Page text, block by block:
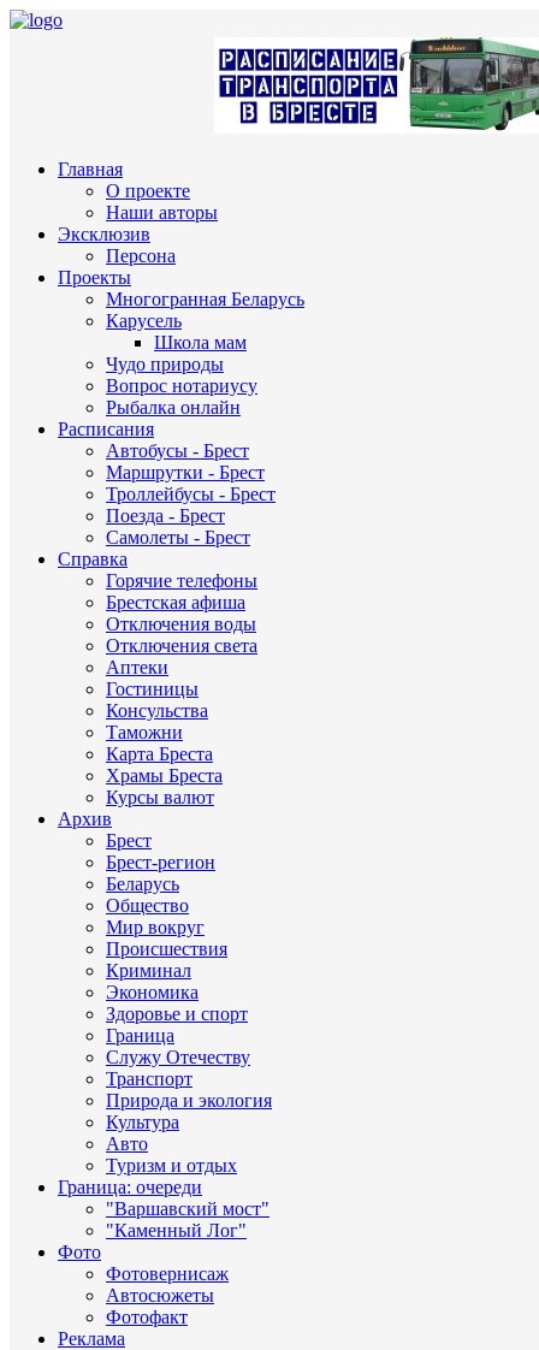
Главная
О проекте
Наши авторы
Эксклюзив
Персона
Проекты
Многогранная Беларусь
Карусель
Школа мам
Чудо природы
Вопрос нотариусу
Рыбалка онлайн
Расписания
Автобусы - Брест
Маршрутки - Брест
Троллейбусы - Брест
Поезда - Брест
Самолеты - Брест
Справка
Горячие телефоны
Брестская афиша
Отключения воды
Отключения света
Аптеки
Гостиницы
Консульства
Таможни
Карта Бреста
Храмы Бреста
Курсы валют
Архив
Брест
Брест-регион
Беларусь
Общество
Мир вокруг
Происшествия
Криминал
Экономика
Здоровье и спорт
Граница
Служу Отечеству
Транспорт
Природа и экология
Культура
Авто
Туризм и отдых
Граница: очереди
"Варшавский мост"
"Каменный Лог"
Фото
Фотовернисаж
Автосюжеты
Фотофакт
Реклама